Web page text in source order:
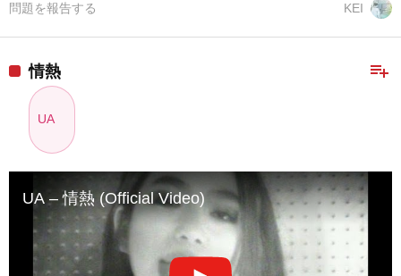
KEI
問題を報告する
playlist_add
情熱
UA
UA – 情熱 (Official Video)